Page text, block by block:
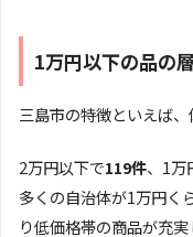
1万円以下の品の
三島市の特徴といえば、
2万円以下で119件、1万
多くの自治体が1万円く
り低価格帯の商品が充実